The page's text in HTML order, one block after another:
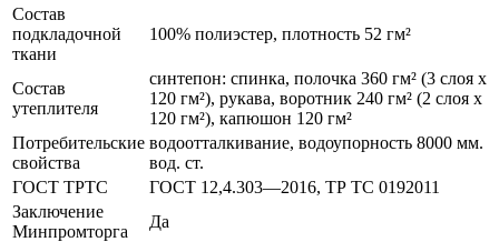
Состав
подкладочной
ткани
100% полиэстер, плотность 52 гм²
Состав
утеплителя
синтепон: спинка, полочка 360 гм² (3 слоя х
120 гм²), рукава, воротник 240 гм² (2 слоя х
120 гм²), капюшон 120 гм²
Потребительские
свойства
водоотталкивание, водоупорность 8000 мм.
вод. ст.
ГОСТ ТРТС
ГОСТ 12,4.303—2016, ТР ТС 0192011
Заключение
Минпромторга
Да